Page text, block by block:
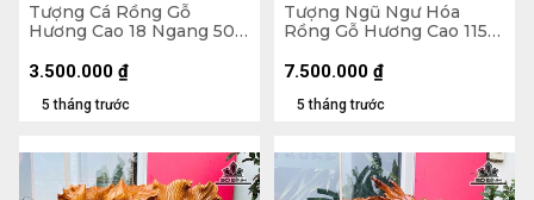
Tượng Cá Rồng Gỗ
Hương Cao 18 Ngang 50
5 tháng trước
3.500.000 ₫
Tượng Ngũ Ngư Hóa
Rồng Gỗ Hương Cao 115
Không Kỷ Cao 100 (cm)
5 tháng trước
7.500.000 ₫